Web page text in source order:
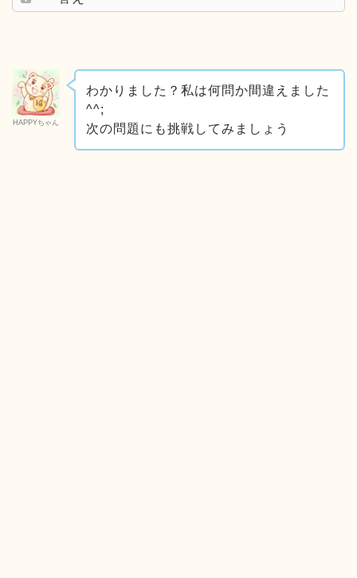
HAPPYちゃん
わかりました？私は何問か間違えました
^^;
次の問題にも挑戦してみましょう